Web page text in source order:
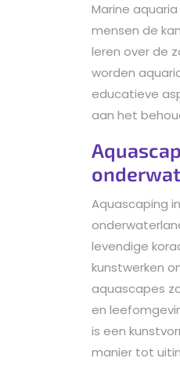
Marine
mensen de
leren over de
worden
educatieve
aan het
Aquascaping
levendige
kunstwerken
aquascapes
en
is een
manier tot